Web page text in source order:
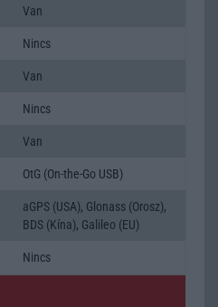
Van
Nincs
Van
Nincs
Van
OtG (On-the-Go USB)
aGPS (USA), Glonass (Orosz),
BDS (Kína), Galileo (EU)
Nincs